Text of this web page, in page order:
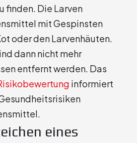
finden. Die Larven
mit Gespinsten
oder den Larvenhäuten.
dann nicht mehr
entfernt werden. Das
informiert
eines